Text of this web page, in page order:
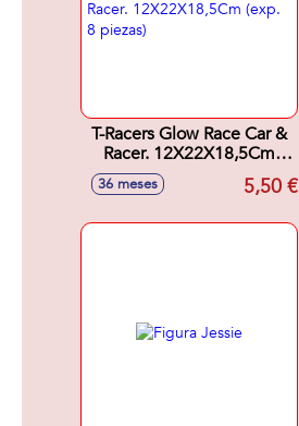
T-Racers Glow Race Car &
Racer. 12X22X18,5Cm
(exp. 8 piezas)
36 meses 5,50 €